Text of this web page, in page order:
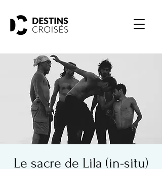
Le sacre de Lila (in-situ)